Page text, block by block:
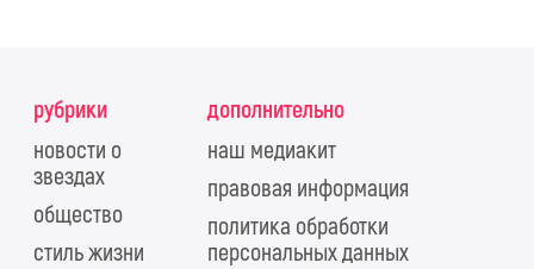
рубрики
новости о
звездах
общество
стиль жизни
дополнительно
наш медиакит
правовая информация
политика обработки
персональных данных